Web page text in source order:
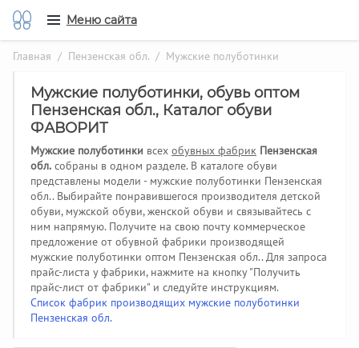
Меню сайта
Главная / Пензенская обл. / Мужские полуботинки
Мужские полуботинки, обувь оптом
Пензенская обл., Каталог обуви
ФАВОРИТ
Мужские полуботинки всех обувных фабрик Пензенская
обл. собраны в одном разделе. В каталоге обуви
представлены модели - мужские полуботинки Пензенская
обл.. Выбирайте понравившегося производителя детской
обуви, мужской обуви, женской обуви и связывайтесь с
ним напрямую. Получите на свою почту коммерческое
предложение от обувной фабрики производящей
мужские полуботинки оптом Пензенская обл.. Для запроса
прайс-листа у фабрики, нажмите на кнопку "Получить
прайс-лист от фабрики" и следуйте инструкциям.
Список фабрик производящих мужские полуботинки
Пензенская обл.